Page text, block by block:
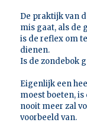
De praktijk van
mis gaat, als de
is de reflex om
dienen.
Is de zondebok
Eigenlijk een
moest boeten,
nooit meer zal
voorbeeld van.